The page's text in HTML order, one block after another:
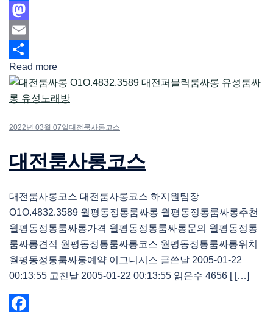
Facebook
Mastodon
Email
Share
Read more
2022년 03월 07일 대전룸사롱코스
대전룸사롱코스
대전룸사롱코스 대전룸사롱코스 하지원팀장
O1O.4832.3589 월평동정통룸싸롱 월평동정통룸싸롱추천
월평동정통룸싸롱가격 월평동정통룸싸롱문의 월평동정통
룸싸롱견적 월평동정통룸싸롱코스 월평동정통룸싸롱위치
월평동정통룸싸롱예약 이그니시스 글쓴날 2005-01-22
00:13:55 고친날 2005-01-22 00:13:55 읽은수 4656 [ […]